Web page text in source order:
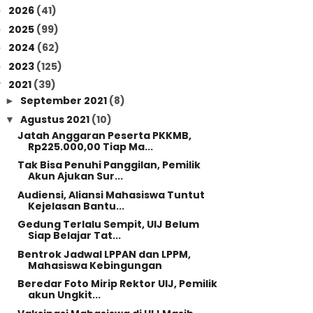
2026 (41)
2025 (99)
2024 (62)
2023 (125)
2021 (39)
► September 2021 (8)
▼ Agustus 2021 (10)
Jatah Anggaran Peserta PKKMB,
Rp225.000,00 Tiap Ma...
Tak Bisa Penuhi Panggilan, Pemilik
Akun Ajukan Sur...
Audiensi, Aliansi Mahasiswa Tuntut
Kejelasan Bantu...
Gedung Terlalu Sempit, UIJ Belum
Siap Belajar Tat...
Bentrok Jadwal LPPAN dan LPPM,
Mahasiswa Kebingungan
Beredar Foto Mirip Rektor UIJ, Pemilik
akun Ungkit...